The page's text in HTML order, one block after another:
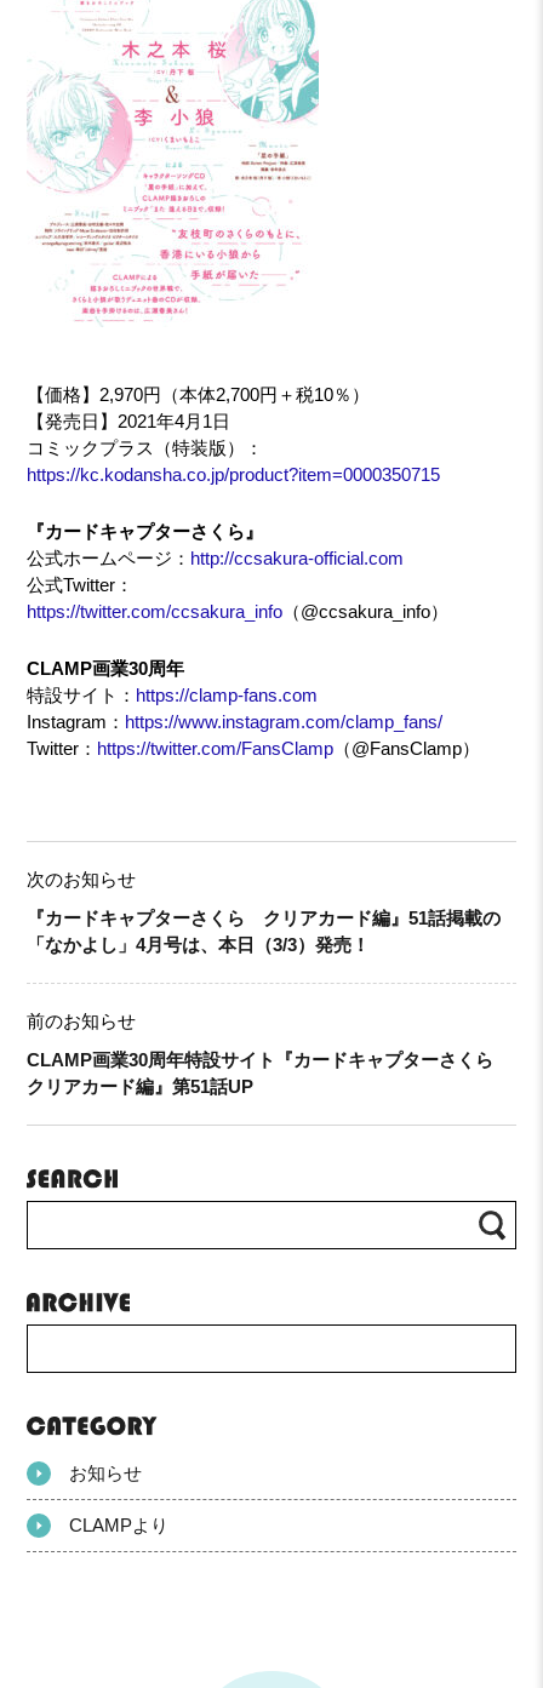
【価格】2,970円（本体2,700円＋税10％）
【発売日】2021年4月1日
コミックプラス（特装版）：
https://kc.kodansha.co.jp/product?item=0000350715
『カードキャプターさくら』
公式ホームページ： http://ccsakura-official.com
公式Twitter：
https://twitter.com/ccsakura_info （@ccsakura_info）
CLAMP画業30周年
特設サイト： https://clamp-fans.com
Instagram： https://www.instagram.com/clamp_fans/
Twitter： https://twitter.com/FansClamp （@FansClamp）
次のお知らせ
『カードキャプターさくら クリアカード編』51話掲載の
「なかよし」4月号は、本日（3/3）発売！
前のお知らせ
CLAMP画業30周年特設サイト『カードキャプターさくら
クリアカード編』第51話UP
お知らせ
CLAMPより